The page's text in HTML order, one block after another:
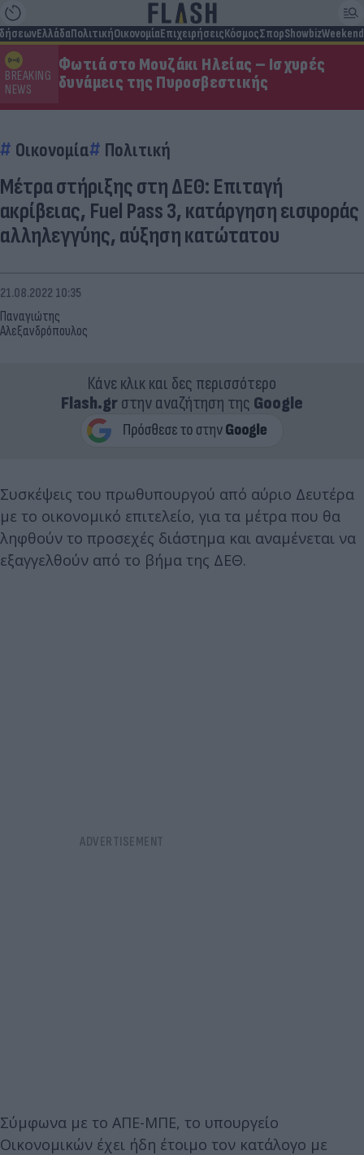
ΕλλάδαΠολιτικήΟικονομίαΕπιχειρήσειςΚόσμοςΣπορShowbizWeekend
BREAKING
NEWS
Φωτιά στο Μουζάκι Ηλείας – Ισχυρές
δυνάμεις της Πυροσβεστικής
Οικονομία Πολιτική
Μέτρα στήριξης στη ΔΕΘ: Επιταγή
ακρίβειας, Fuel Pass 3, κατάργηση εισφοράς
αλληλεγγύης, αύξηση κατώτατου
Παναγιώτης
Αλεξανδρόπουλος
21.08.2022 10:35
Κάνε κλικ και δες περισσότερο
Flash.grστην αναζήτηση της Google
Συσκέψεις του πρωθυπουργού από αύριο Δευτέρα
με το οικονομικό επιτελείο, για τα μέτρα που θα
ληφθούν το προσεχές διάστημα και αναμένεται να
εξαγγελθούν από το βήμα της ΔΕΘ.
Σύμφωνα με το ΑΠΕ-ΜΠΕ, το υπουργείο
Οικονομικών έχει ήδη έτοιμο τον κατάλογο με